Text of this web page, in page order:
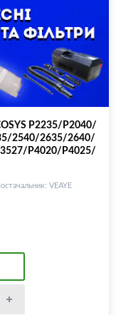
P2235/P2040/
2540/2635/2640/
P4020/P4025/
VEAYE